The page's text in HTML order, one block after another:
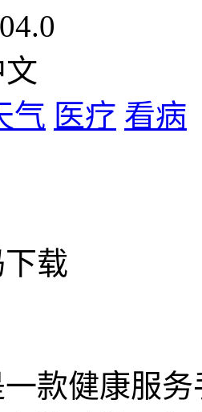
文
气 医疗 看病
载
款健康服